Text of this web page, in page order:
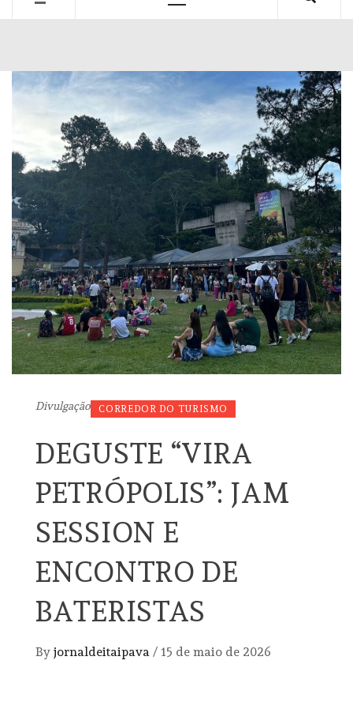
Divulgação CORREDOR DO TURISMO
DEGUSTE “VIRA
PETRÓPOLIS”: JAM
SESSION E
ENCONTRO DE
BATERISTAS
By jornaldeitaipava / 15 de maio de 2026